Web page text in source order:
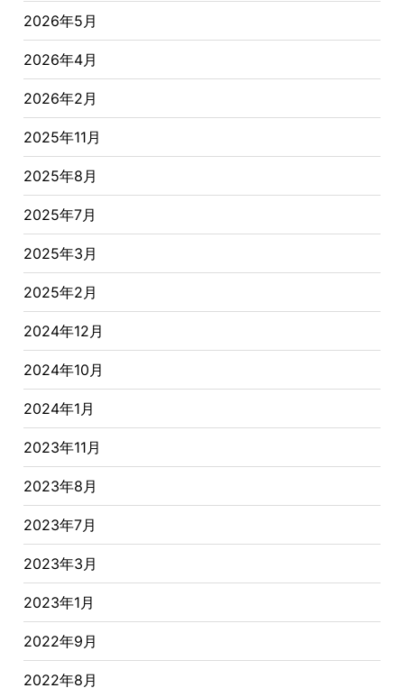
2026年5月
2026年4月
2026年2月
2025年11月
2025年8月
2025年7月
2025年3月
2025年2月
2024年12月
2024年10月
2024年1月
2023年11月
2023年8月
2023年7月
2023年3月
2023年1月
2022年9月
2022年8月